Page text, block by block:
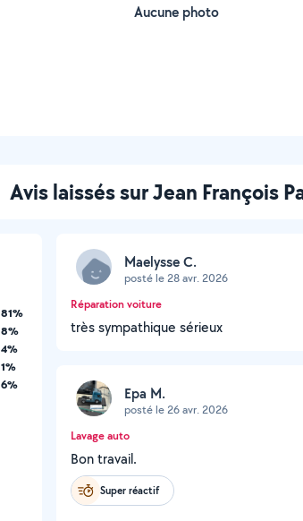
Aucune photo
Avis laissés sur Jean François
81%
8%
4%
1%
6%
Maelysse C.
posté le 28 avr. 2026
Réparation voiture
très sympathique sérieux
Epa M.
posté le 26 avr. 2026
Lavage auto
Bon travail.
Super réactif